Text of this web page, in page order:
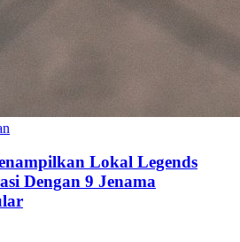
Lokal Legends
Dengan 9 Jenama